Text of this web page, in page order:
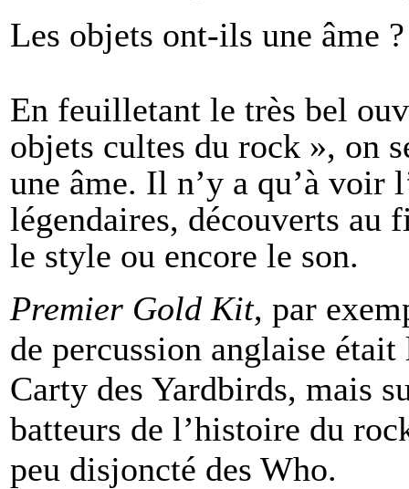
Les objets ont-ils une âme
En feuilletant le très bel
objets cultes du rock », on
une âme. Il n’y a qu’à voir
légendaires, découverts au
le style ou encore le son.
Premier Gold Kit, par
de percussion anglaise
Carty des Yardbirds, mais
batteurs de l’histoire du
peu disjoncté des Who.